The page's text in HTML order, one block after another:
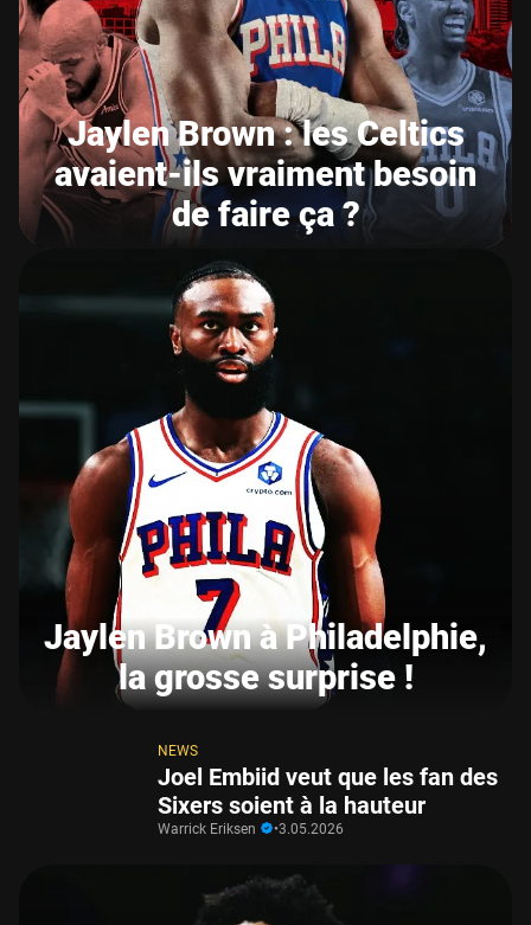
Jaylen Brown : les Celtics
avaient-ils vraiment besoin
de faire ça ?
Jaylen Brown à Philadelphie,
la grosse surprise !
NEWS
Joel Embiid veut que les fan des
Sixers soient à la hauteur
Warrick Eriksen •3.05.2026